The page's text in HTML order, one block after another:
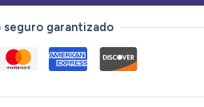
seguro garantizado